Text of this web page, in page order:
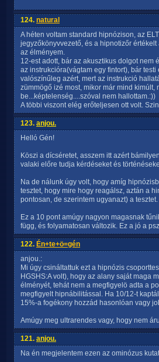
124. natural
A héten voltam standard hipnózison, az
jegyzőkönyvvezető, és a hipnotizőr
az élményem.
12-est adott, bár az akusztikus dolgot nem
az instrukcióra(vágtam egy fintort), bár
valószínűleg azért, mert az instrukció
zümmögő izé most, mikor már mind
be...képtelenség....szóval nem hallottam.:))
A többi viszont elég erőteljesen ott volt.
123. anjou.
Helló Gén!
Köszi a dícséretet, asszem itt azért
valaki előre tudja kérdéseket és
Na de nálunk úgy volt, hogy amíg
tesztet, hogy mire hogy reagálsz, aztán a
pontosan, de szerintem ugyanazt) a
Ez a 10 pont amúgy nagyon magasnak
függ, és folyamatosan változik. Ez a jó a
122. Én+te+ö=gén
anjou.:
Mi úgy csináltattuk ezt a hipnózis
HGSHS:A volt), hogy az alany saját maga
élményét, tehát nem a megfigyelö adta a
megfigyelt hipnábilitással. Ha 10/12-t
15%-a fogékony hozzád hasonlóan vagy
Amúgy meg ultrarendes vagy, hogy nem
121. anjou.
Na én megjelentem ezen az ominózus